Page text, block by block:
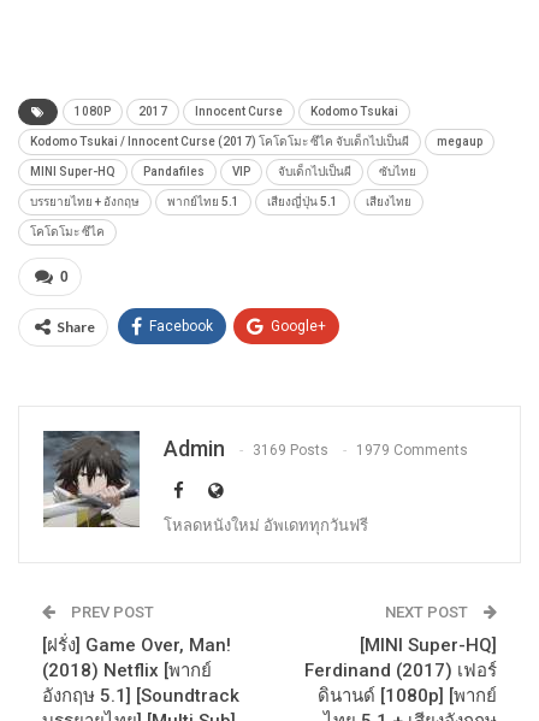
1080P 2017 Innocent Curse Kodomo Tsukai
Kodomo Tsukai / Innocent Curse (2017) โคโดโมะ ซึไค จับเด็กไปเป็นผี megaup
MINI Super-HQ Pandafiles VIP จับเด็กไปเป็นผี ซับไทย
บรรยายไทย + อังกฤษ พากย์ไทย 5.1 เสียงญี่ปุ่น 5.1 เสียงไทย
โคโดโมะ ซึไค
0
Share Facebook Google+
Admin 3169 Posts 1979 Comments
โหลดหนังใหม่ อัพเดททุกวันฟรี
PREV POST
[ฝรั่ง] Game Over, Man!
(2018) Netflix [พากย์
อังกฤษ 5.1] [Soundtrack
NEXT POST
[MINI Super-HQ]
Ferdinand (2017) เฟอร์
ดินานด์ [1080p] [พากย์